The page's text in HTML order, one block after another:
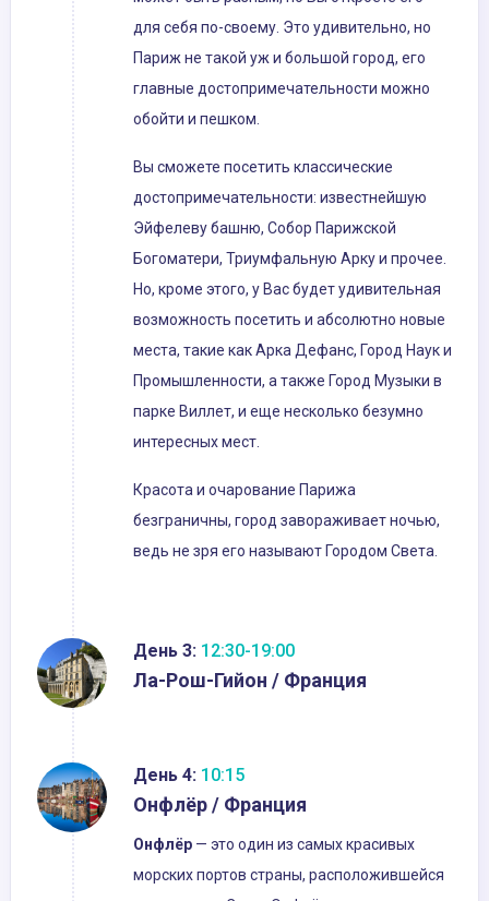
для себя по-своему. Это удивительно, но
Париж не такой уж и большой город, его
главные достопримечательности можно
обойти и пешком.
Вы сможете посетить классические
достопримечательности: известнейшую
Эйфелеву башню, Собор Парижской
Богоматери, Триумфальную Арку и прочее.
Но, кроме этого, у Вас будет удивительная
возможность посетить и абсолютно новые
места, такие как Арка Дефанс, Город Наук и
Промышленности, а также Город Музыки в
парке Виллет, и еще несколько безумно
интересных мест.
Красота и очарование Парижа
безграничны, город завораживает ночью,
ведь не зря его называют Городом Света.
День 3: 12:30-19:00
Ла-Рош-Гийон / Франция
День 4: 10:15
Онфлёр / Франция
Онфлёр — это один из самых красивых
морских портов страны, расположившейся